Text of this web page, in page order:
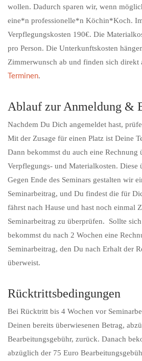
wollen. Dadurch sparen wir, wenn
eine*n professionelle*n Köchin*Koch.
Verpflegungskosten 190€. Die
pro Person. Die Unterkunftskosten
Zimmerwunsch ab und finden sich direkt
Terminen.
Ablauf zur Anmeldung &
Nachdem Du Dich angemeldet hast,
Mit der Zusage für einen Platz ist Deine
Dann bekommst du auch eine Rechnung
Verpflegungs- und Materialkosten. Diese
Gegen Ende des Seminars gestalten wir
Seminarbeitrag, und Du findest die für
fährst nach Hause und hast noch einmal
Seminarbeitrag zu überprüfen. Sollte
bekommst du nach 2 Wochen eine
Seminarbeitrag, den Du nach Erhalt der
überweist.
Rücktrittsbedingungen
Bei Rücktritt bis 4 Wochen vor
Deinen bereits überwiesenen Betrag,
Bearbeitungsgebühr, zurück. Danach
abzüglich der 75 Euro